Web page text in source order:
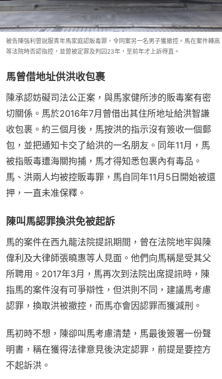
被告陳強利曾說服青年馬家庭認販毒罪，令同案另一名男子獲撤控。馬在案件轉高
等法院時否認指控，並曾被定罪及判囚23年，至前年才上訴得直。
馬曾借地址供洪收包裹
陳承認妨礙司法公正案，與馬家健所涉的販毒案有密
切關係。馬於2016年7月曾借出其住所地址給洪智謙
收包裹。約三個月後，馬按洪的指示沒有簽收一個郵
包，並把通知卡交了給洪的一名朋友。同年11月，馬
被指販毒遭海關拘捕，馬才得知悉包裹內有毒品。
馬、洪兩人均被控販毒罪，馬自同年11月5日開始被還
押，一直未准保釋。
陳叫馬認罪換洪免被起訴
馬的案件在西九龍法院提訊期間，曾在法院地牢與陳
偉利及大律師張曉惠等人見面。他們向馬稱是受其父
所聘用。2017年3月，馬再次到法院出席提訊時，陳
指馬的案件沒有可爭辯性，但洪則不同，建議馬考慮
認罪，換取洪被撤控，而馬亦會因認罪而獲減刑。
馬初時不想，陳卻叫馬考慮清楚，馬最後簽署一份聲
明書，稱在獲得法律意見後決定認罪，前提是要控方
不起訴洪。